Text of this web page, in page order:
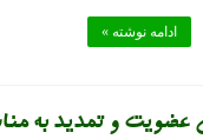
ادامه نوشته »
حق عضویت و تمدید